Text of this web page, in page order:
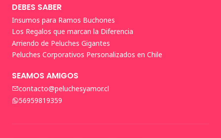
DEBES SABER
Insumos para Ramos Buchones
Los Regalos que marcan la Diferencia
Arriendo de Peluches Gigantes
Peluches Corporativos Personalizados en Chile
SEAMOS AMIGOS
contacto@peluchesyamor.cl
56959819359